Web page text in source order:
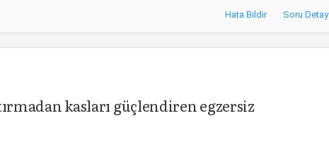
Hata Bildir Soru Detay
kasları güçlendiren egzersiz